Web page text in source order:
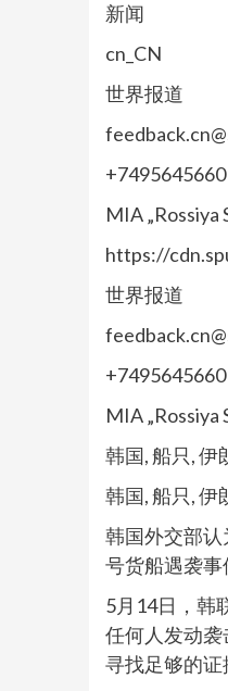
新闻
cn_CN
世界报道
MIA „Rossiya
https://
世界报道
MIA „Rossiya
韩国, 船只, 伊
韩国, 船只, 伊
韩国外交部
号货船遇袭事
5月14日，韩
任何人发动
寻找足够的证